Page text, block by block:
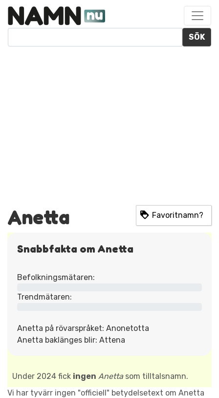
SÖK
Anetta Favoritnamn?
Snabbfakta om Anetta
Befolkningsmätaren:
Trendmätaren:
Anetta på rövarspråket: Anonetotta
Anetta baklänges blir: Attena
Under 2024 fick ingen Anettasom tilltalsnamn.
Vi har tyvärr ingen "officiell" betydelsetext om Anetta